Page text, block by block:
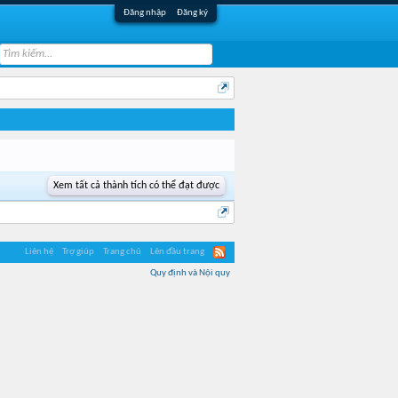
Đăng nhập Đăng ký
Xem tất cả thành tích có thể đạt được
Liên hệ Trợ giúp Trang chủ Lên đầu trang
Quy định và Nội quy